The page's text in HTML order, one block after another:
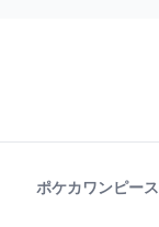
ポケカワンピース